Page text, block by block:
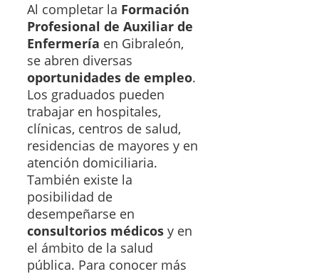
Al completar la Formación
Profesional de Auxiliar de
Enfermería en Gibraleón,
se abren diversas
oportunidades de empleo.
Los graduados pueden
trabajar en hospitales,
clínicas, centros de salud,
residencias de mayores y en
atención domiciliaria.
También existe la
posibilidad de
desempeñarse en
consultorios médicos y en
el ámbito de la salud
pública. Para conocer más